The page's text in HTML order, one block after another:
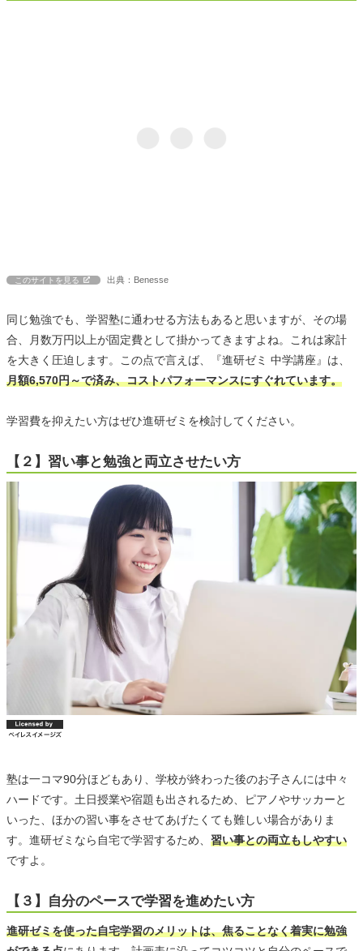
このサイトを見る 出典：Benesse
同じ勉強でも、学習塾に通わせる方法もあると思いますが、その場
合、月数万円以上が固定費として掛かってきますよね。これは家計
を大きく圧迫します。この点で言えば、『進研ゼミ 中学講座』は、
月額6,570円～で済み、コストパフォーマンスにすぐれています。
学習費を抑えたい方はぜひ進研ゼミを検討してください。
【２】習い事と勉強と両立させたい方
塾は一コマ90分ほどもあり、学校が終わった後のお子さんには中々
ハードです。土日授業や宿題も出されるため、ピアノやサッカーと
いった、ほかの習い事をさせてあげたくても難しい場合がありま
す。進研ゼミなら自宅で学習するため、 習い事との両立もしやすい
ですよ。
【３】自分のペースで学習を進めたい方
進研ゼミを使った自宅学習のメリットは、焦ることなく着実に勉強